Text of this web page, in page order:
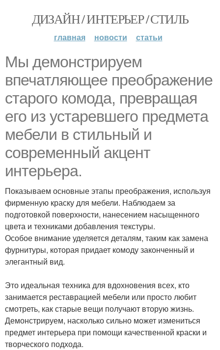
ДИЗАЙН / ИНТЕРЬЕР / СТИЛЬ
главная новости статьи
Мы демонстрируем
впечатляющее преображение
старого комода, превращая
его из устаревшего предмета
мебели в стильный и
современный акцент
интерьера.
Показываем основные этапы преображения, используя
фирменную краску для мебели. Наблюдаем за
подготовкой поверхности, нанесением насыщенного
цвета и техниками добавления текстуры.
Особое внимание уделяется деталям, таким как замена
фурнитуры, которая придает комоду законченный и
элегантный вид.
Это идеальная техника для вдохновения всех, кто
занимается реставрацией мебели или просто любит
смотреть, как старые вещи получают вторую жизнь.
Демонстрируем, насколько сильно может измениться
предмет интерьера при помощи качественной краски и
творческого подхода.